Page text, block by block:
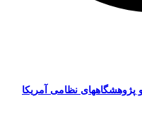
نظامی آمریکا